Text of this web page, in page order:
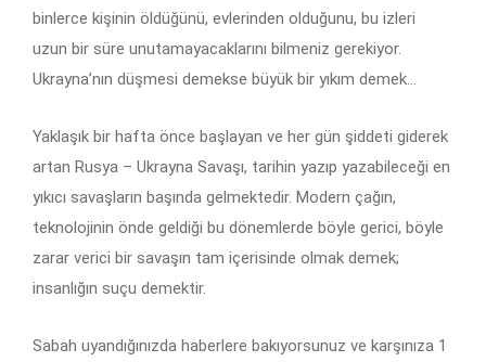
binlerce kişinin öldüğünü, evlerinden olduğunu, bu izleri
uzun bir süre unutamayacaklarını bilmeniz gerekiyor.
Ukrayna’nın düşmesi demekse büyük bir yıkım demek…
Yaklaşık bir hafta önce başlayan ve her gün şiddeti giderek
artan Rusya – Ukrayna Savaşı, tarihin yazıp yazabileceği en
yıkıcı savaşların başında gelmektedir. Modern çağın,
teknolojinin önde geldiği bu dönemlerde böyle gerici, böyle
zarar verici bir savaşın tam içerisinde olmak demek;
insanlığın suçu demektir.
Sabah uyandığınızda haberlere bakıyorsunuz ve karşınıza 1